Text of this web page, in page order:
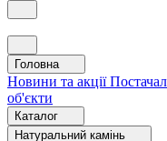
Головна
Новини та акції
об'єкти
Каталог
Натуральний камінь